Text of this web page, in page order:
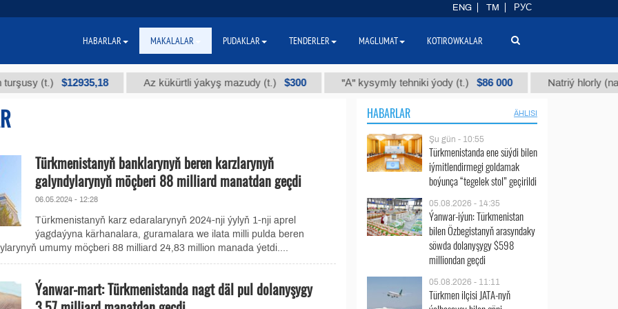
(t.) $12935,18 Az kükürtli ýakyş mazudy (t.) $300 "А" kysymly tehniki ýody (t.) $86 000 Natriý hlorly (nahar
Türkmenistanyň banklarynyň beren karzlarynyň
galyndylarynyň möçberi 88 milliard manatdan geçdi
06.05.2024 - 12:28
Türkmenistanyň karz edaralarynyň 2024-nji ýylyň 1-nji aprel
ýagdaýyna kärhanalara, guramalara we ilata milli pulda beren
umumy möçberi 88 milliard 24,83 million manada ýetdi....
Ýanwar-mart: Türkmenistanda nagt däl pul dolanyşygy
HABARLAR ÄHLISI
Şu gün - 10:55
Türkmenistanda ene süýdi bilen
iýmitlendirmegi goldamak
boýunça “tegelek stol” geçirildi
05.08.2026 - 14:35
Ýanwar-iýun: Türkmenistan
bilen Özbegistanyň arasyndaky
söwda dolanyşygy $598
milliondan geçdi
05.08.2026 - 11:11
Türkmen ilçisi JATA-nyň
ENG TM РУС
HABARLAR MAKALALAR PUDAKLAR TENDERLER MAGLUMAT KOTIROWKALAR